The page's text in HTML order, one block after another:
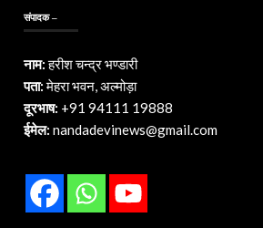
संपादक –
नाम:हरीश चन्द्र भण्डारी
पता:मेहरा भवन, अल्मोड़ा
दूरभाष: +91 94111 19888
ईमेल:nandadevinews@gmail.com